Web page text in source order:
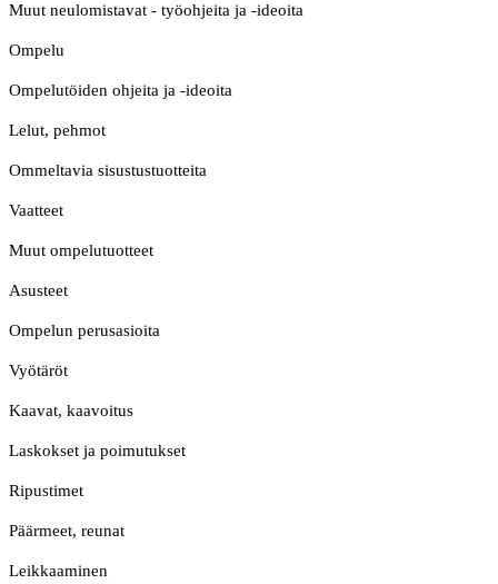
Muut neulomistavat - työohjeita ja -ideoita
Ompelu
Ompelutöiden ohjeita ja -ideoita
Lelut, pehmot
Ommeltavia sisustustuotteita
Vaatteet
Muut ompelutuotteet
Asusteet
Ompelun perusasioita
Vyötäröt
Kaavat, kaavoitus
Laskokset ja poimutukset
Ripustimet
Päärmeet, reunat
Leikkaaminen